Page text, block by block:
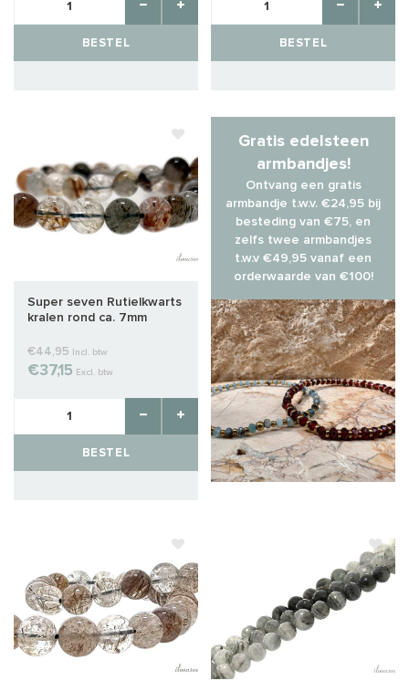
BESTEL BESTEL
Super seven Rutielkwarts
kralen rond ca. 7mm
€44,95 Incl. btw
€37,15 Excl. btw
BESTEL
Gratis edelsteen
armbandjes!
Ontvang een gratis
armbandje t.w.v. €24,95 bij
besteding van €75, en
zelfs twee armbandjes
t.w.v €49,95 vanaf een
orderwaarde van €100!